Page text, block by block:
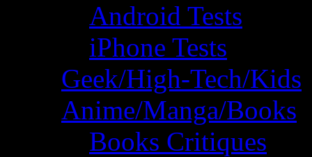
Android Tests
iPhone Tests
Geek/High-Tech/Kids
Anime/Manga/Books
Books Critiques